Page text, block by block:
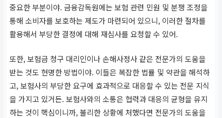
중요한 부분이야. 금융감독원에는 보험 관련 민원 및 분쟁 조정을
통해 소비자를 보호하는 제도가 마련되어 있으니, 이러한 절차를
활용해서 부당한 결정에 대해 재심사를 요청할 수 있어.
또한, 보험금 청구 대리인이나 손해사정사 같은 전문가의 도움을
받는 것도 현명한 방법이야. 이들은 복잡한 법률 및 약관을 해석하
고, 보험사의 부당한 요구에 효과적으로 대응할 수 있는 전문 지식
을 가지고 있거든. 보험사와의 소통은 협력과 대응의 균형을 유지
하는 것이 핵심이니까, 불리한 상황에 처했다면 전문가의 도움을